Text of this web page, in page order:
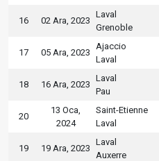
16 02 Ara, 2023
Laval
Grenoble
17 05 Ara, 2023
Ajaccio
Laval
18 16 Ara, 2023
Laval
Pau
20
13 Oca,
2024
Saint-Etienne
Laval
19 19 Ara, 2023
Laval
Auxerre